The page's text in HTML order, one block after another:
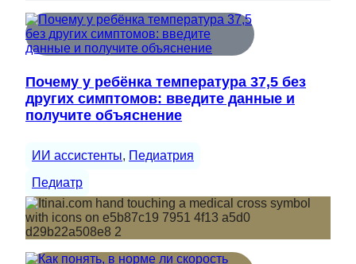
Почему у ребёнка температура 37,5 без
других симптомов: введите данные и
получите объяснение
ИИ ассистенты, Педиатрия
Педиатр